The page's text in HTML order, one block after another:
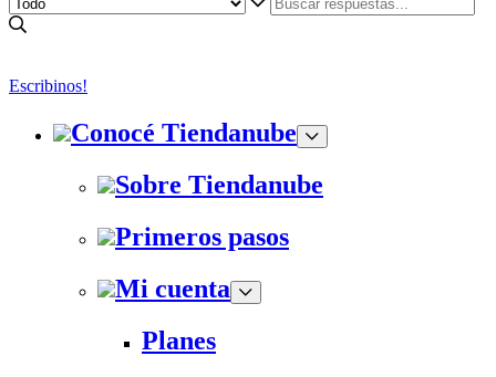
Escribinos!
Conocé Tiendanube
Sobre Tiendanube
Primeros pasos
Mi cuenta
Planes